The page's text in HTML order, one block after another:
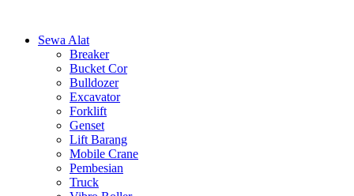
Sewa Alat
Breaker
Bucket Cor
Bulldozer
Excavator
Forklift
Genset
Lift Barang
Mobile Crane
Pembesian
Truck